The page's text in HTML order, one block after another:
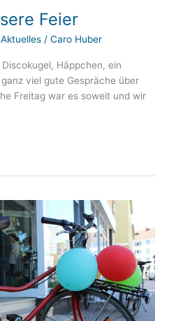
Feier
Aktuelles / Caro Huber
Häppchen, ein
viel gute Gespräche über
Freitag war es soweit und wir